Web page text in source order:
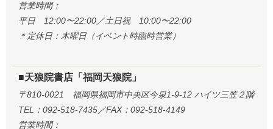
営業時間：
平日 12:00〜22:00／土日祝 10:00〜22:00
＊定休日：木曜日（イベント時臨時営業）
■天狼院書店「福岡天狼院」
〒810-0021 福岡県福岡市中央区今泉1-9-12 ハイツ三笠２階
TEL：092-518-7435／FAX：092-518-4149
営業時間：